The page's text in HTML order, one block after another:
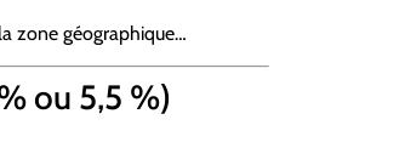
zone géographique…
ou 5,5 %)